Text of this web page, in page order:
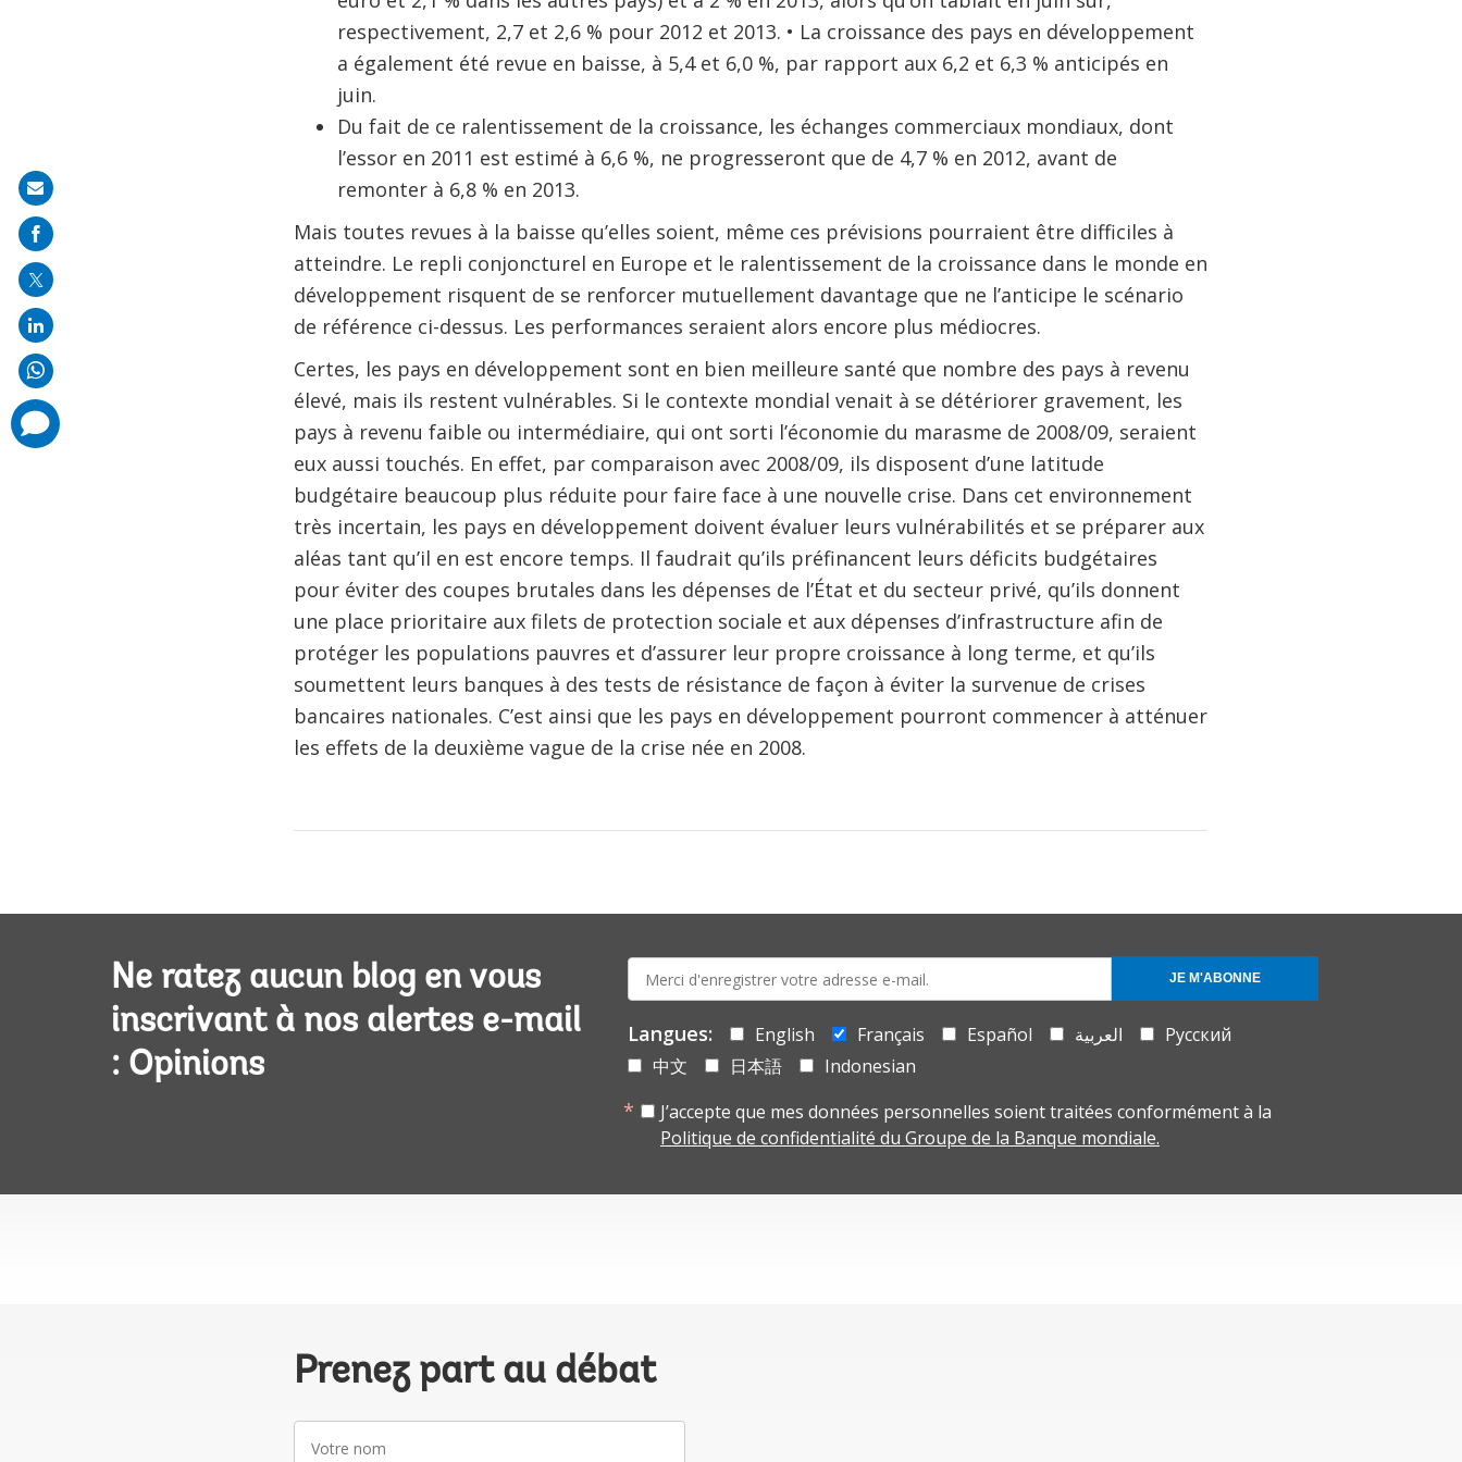
respectivement, 2,7 et 2,6 % pour 2012 et 2013. • La croissance des pays en développement
a également été revue en baisse, à 5,4 et 6,0 %, par rapport aux 6,2 et 6,3 % anticipés en
juin.
Du fait de ce ralentissement de la croissance, les échanges commerciaux mondiaux, dont
l’essor en 2011 est estimé à 6,6 %, ne progresseront que de 4,7 % en 2012, avant de
remonter à 6,8 % en 2013.
Mais toutes revues à la baisse qu’elles soient, même ces prévisions pourraient être difficiles à
atteindre. Le repli conjoncturel en Europe et le ralentissement de la croissance dans le monde en
développement risquent de se renforcer mutuellement davantage que ne l’anticipe le scénario
de référence ci-dessus. Les performances seraient alors encore plus médiocres.
Certes, les pays en développement sont en bien meilleure santé que nombre des pays à revenu
élevé, mais ils restent vulnérables. Si le contexte mondial venait à se détériorer gravement, les
pays à revenu faible ou intermédiaire, qui ont sorti l’économie du marasme de 2008/09, seraient
eux aussi touchés. En effet, par comparaison avec 2008/09, ils disposent d’une latitude
budgétaire beaucoup plus réduite pour faire face à une nouvelle crise. Dans cet environnement
très incertain, les pays en développement doivent évaluer leurs vulnérabilités et se préparer aux
aléas tant qu’il en est encore temps. Il faudrait qu’ils préfinancent leurs déficits budgétaires
pour éviter des coupes brutales dans les dépenses de l’État et du secteur privé, qu’ils donnent
une place prioritaire aux filets de protection sociale et aux dépenses d’infrastructure afin de
protéger les populations pauvres et d’assurer leur propre croissance à long terme, et qu’ils
soumettent leurs banques à des tests de résistance de façon à éviter la survenue de crises
bancaires nationales. C’est ainsi que les pays en développement pourront commencer à atténuer
les effets de la deuxième vague de la crise née en 2008.
Ne ratez aucun blog en vous
inscrivant à nos alertes e-mail
: Opinions
mail:
Langues: English Français Español العربية
Русский
中文
日本語
Indonesian
J’accepte que mes données personnelles soient traitées conformément à la
Politique de confidentialité du Groupe de la Banque mondiale.
JE M'ABONNE
Prenez part au débat
Share
on
mail
comments
added